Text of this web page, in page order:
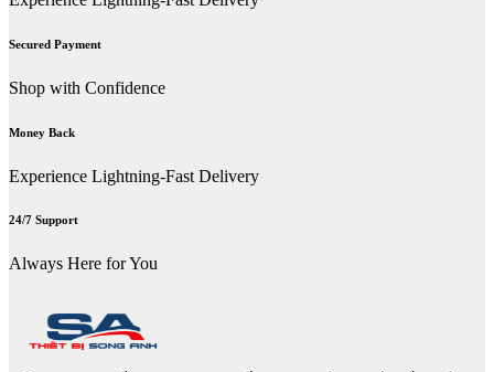
Secured Payment
Shop with Confidence
Money Back
Experience Lightning-Fast Delivery
24/7 Support
Always Here for You